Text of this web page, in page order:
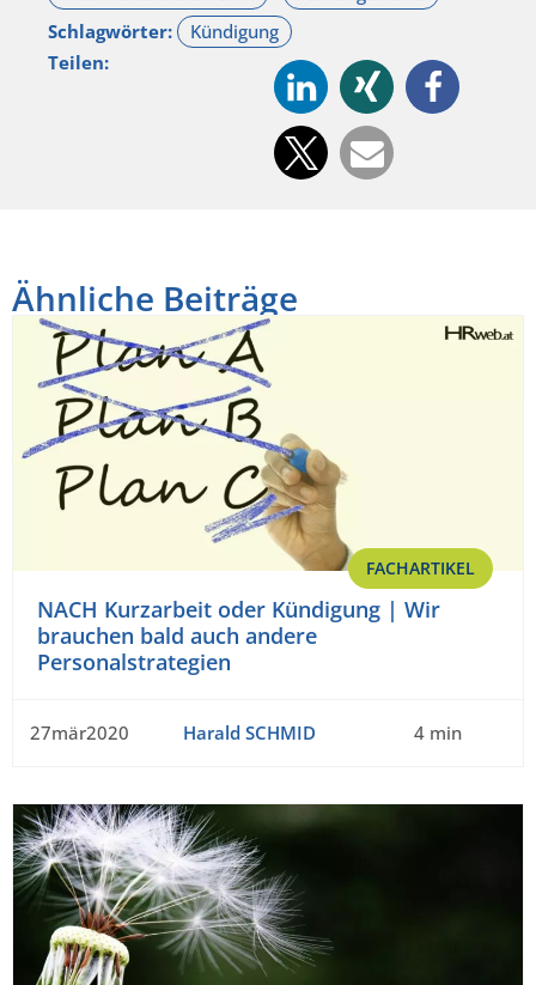
Schlagwörter:
Teilen:
Ähnliche Beiträge
FACHARTIKEL
NACH Kurzarbeit oder Kündigung | Wir
brauchen bald auch andere
Personalstrategien
27mär2020 Harald SCHMID 4 min